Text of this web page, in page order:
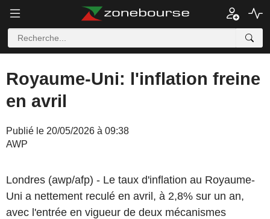
Royaume-Uni: l'inflation freine
en avril
Publié le 20/05/2026 à 09:38
AWP
Londres (awp/afp) - Le taux d'inflation au Royaume-
Uni a nettement reculé en avril, à 2,8% sur un an,
avec l'entrée en vigueur de deux mécanismes